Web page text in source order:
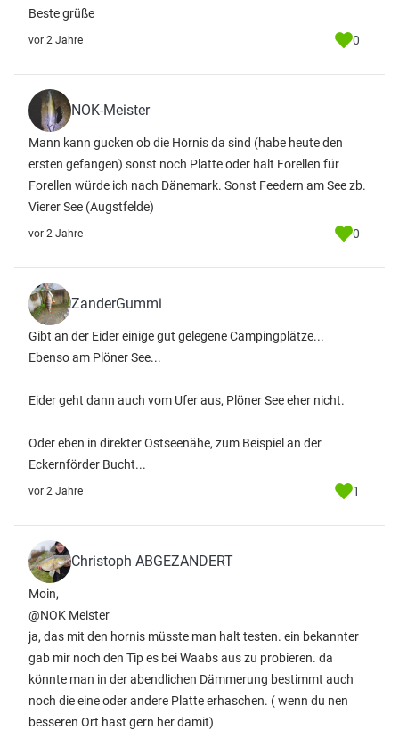
Beste grüße
vor 2 Jahre 0
NOK-Meister
Mann kann gucken ob die Hornis da sind (habe heute den
ersten gefangen) sonst noch Platte oder halt Forellen für
Forellen würde ich nach Dänemark. Sonst Feedern am See zb.
Vierer See (Augstfelde)
vor 2 Jahre 0
ZanderGummi
Gibt an der Eider einige gut gelegene Campingplätze...
Ebenso am Plöner See...
Eider geht dann auch vom Ufer aus, Plöner See eher nicht.
Oder eben in direkter Ostseenähe, zum Beispiel an der
Eckernförder Bucht...
vor 2 Jahre 1
Christoph ABGEZANDERT
Moin,
@NOK Meister
ja, das mit den hornis müsste man halt testen. ein bekannter
gab mir noch den Tip es bei Waabs aus zu probieren. da
könnte man in der abendlichen Dämmerung bestimmt auch
noch die eine oder andere Platte erhaschen. ( wenn du nen
besseren Ort hast gern her damit)